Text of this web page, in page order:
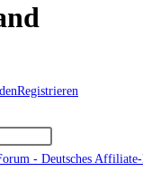
Registrieren
- Deutsches